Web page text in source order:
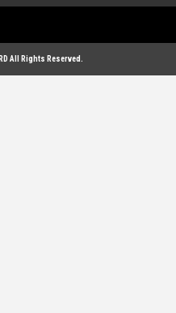
All Rights Reserved.